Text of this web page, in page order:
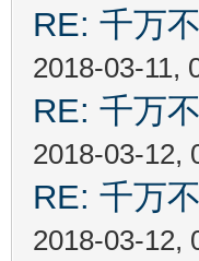
RE: 千万
2018-03-11,
RE: 千万
2018-03-12,
RE: 千万
2018-03-12,